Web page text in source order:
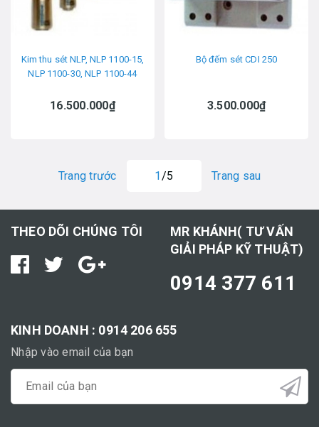
Kim thu sét NLP, NLP 1100-15,
NLP 1100-30, NLP 1100-44
16.500.000₫
Bộ đếm sét CDI 250
3.500.000₫
Trang trước 1 /5 Trang sau
THEO DÕI CHÚNG TÔI
MR KHÁNH( TƯ VẤN
GIẢI PHÁP KỸ THUẬT)
0914 377 611
KINH DOANH : 0914 206 655
Nhập vào email của bạn